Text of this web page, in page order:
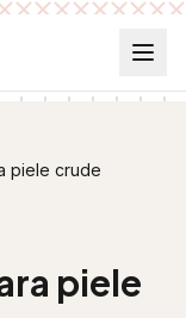
piele crude
piele